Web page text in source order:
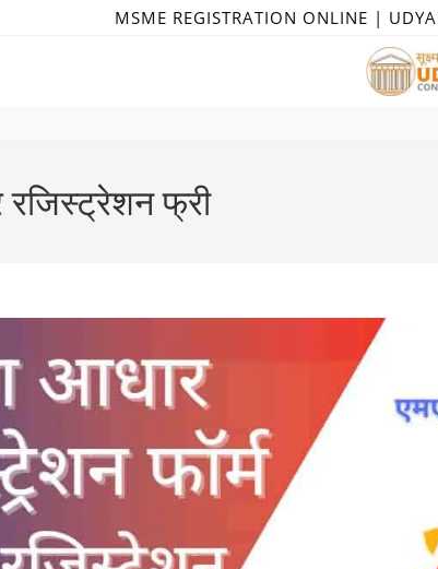
MSME REGISTRATION ONLINE |
रजिस्ट्रेशन फ्री